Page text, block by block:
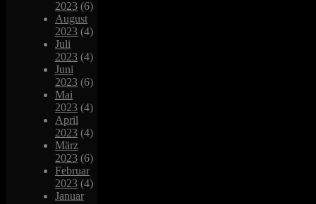
2023 (6)
August
2023 (4)
Juli
2023 (4)
Juni
2023 (6)
Mai
2023 (4)
April
2023 (4)
März
2023 (6)
Februar
2023 (4)
Januar